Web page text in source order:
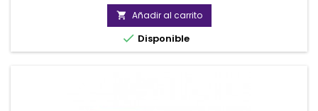
 Añadir al carrito
 Disponible